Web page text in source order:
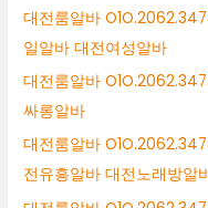
대전룸알바
일알바 대전여성알바
대전룸알바
싸롱알바
대전룸알바
전유흥알바 대전노래방알